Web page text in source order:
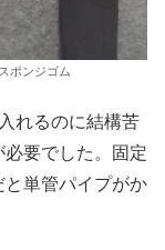
ポンジゴム
れるのに結構苦
要でした。固定
単管パイプがか